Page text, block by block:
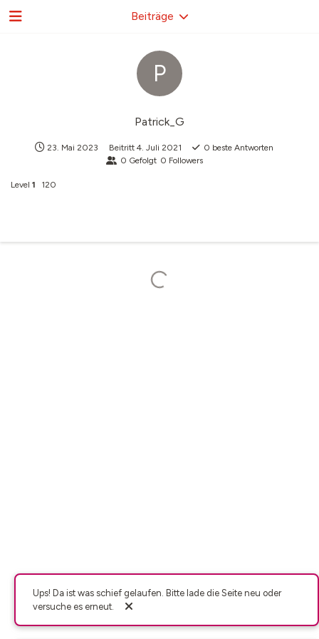
P
Patrick_G
23. Mai 2023 Beitritt 4. Juli 2021 0 beste Antworten
0 Gefolgt 0 Followers
Level 1 120
Beiträge
Ups! Da ist was schief gelaufen. Bitte lade die Seite neu oder
versuche es erneut.